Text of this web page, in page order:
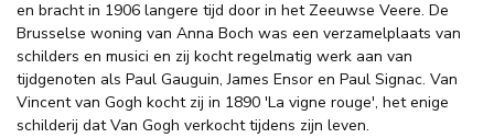
en bracht in 1906 langere tijd door in het Zeeuwse Veere. De
Brusselse woning van Anna Boch was een verzamelplaats van
schilders en musici en zij kocht regelmatig werk aan van
tijdgenoten als Paul Gauguin, James Ensor en Paul Signac. Van
Vincent van Gogh kocht zij in 1890 'La vigne rouge', het enige
schilderij dat Van Gogh verkocht tijdens zijn leven.